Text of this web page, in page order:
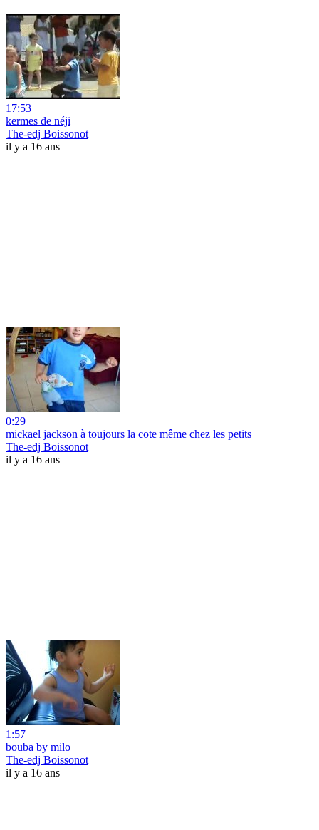
17:53
kermes de néji
The-edj Boissonot
il y a 16 ans
0:29
mickael jackson à toujours la cote même chez les petits
The-edj Boissonot
il y a 16 ans
1:57
bouba by milo
The-edj Boissonot
il y a 16 ans